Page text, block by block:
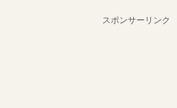
スポンサーリンク